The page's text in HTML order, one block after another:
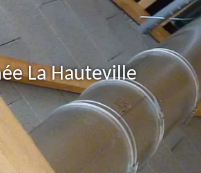
La Hauteville